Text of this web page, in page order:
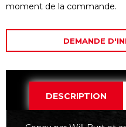
moment de la commande.
DEMANDE
DESCRIPTION